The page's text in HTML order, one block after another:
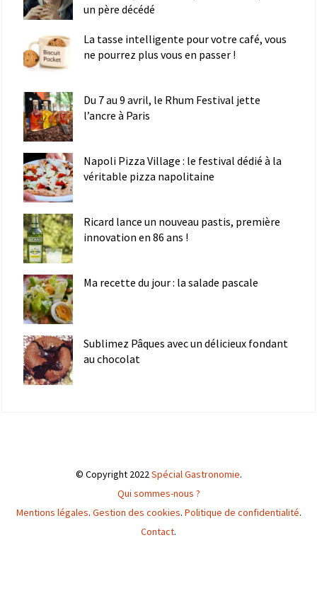
un père décédé
La tasse intelligente pour votre café, vous
ne pourrez plus vous en passer !
Du 7 au 9 avril, le Rhum Festival jette
l’ancre à Paris
Napoli Pizza Village : le festival dédié à la
véritable pizza napolitaine
Ricard lance un nouveau pastis, première
innovation en 86 ans !
Ma recette du jour : la salade pascale
Sublimez Pâques avec un délicieux fondant
au chocolat
© Copyright 2022Spécial Gastronomie.
Qui sommes-nous ?
Mentions légales. Gestion des cookies. Politique de confidentialité.
Contact.